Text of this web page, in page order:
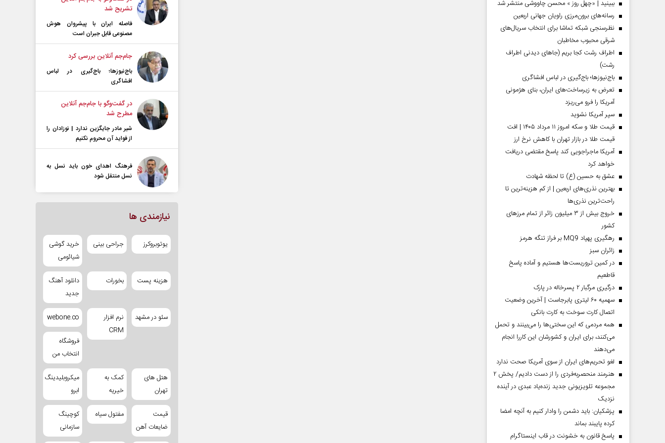
ببینید | «چهل روز » محسن چاووشی منتشر شد
رسانه‌های برون‌مرزی راویان جهانی اربعین
نظرسنجی شبکه تماشا برای انتخاب سریال‌های
شرقی محبوب مخاطبان
اطراف رشت کجا بریم (جاهای دیدنی اطراف
رشت)
باج‌نیوزها؛ باج‌گیری در لباس افشاگری
تعرض به زیرساخت‌های ایران، بنای هژمونی
آمریکا را فرو می‌ریزد
سپر آمریکا نشوید
قیمت طلا و سکه امروز ۱۱ مرداد ۱۴۰۵ | افت
قیمت طلا در بازار تهران با کاهش نرخ ارز
آمریکا ماجراجویی کند پاسخ مقتضی دریافت
خواهد کرد
عشق به حسین (ع) تا لحظه شهادت
بهترین نذری‌های اربعین | از کم هزینه‌ترین تا
راحت‌ترین نذری‌ها
خروج بیش از ۳ میلیون زائر از تمام مرز‌های
کشور
رهگیری پهپاد MQ9 بر فراز تنگه هرمز
‌زائران سبز
در کمین تروریست‌ها هستیم و آماده پاسخ
قاطعیم
درگیری مرگبار ۲ پسرخاله در پارک
سهمیه ۶۰ لیتری پابرجاست | آخرین وضعیت
اتصال کارت سوخت به کارت بانکی
همه مردمی که این سختی‌ها را می‌بینند و تحمل
می‌کنند، برای ایران و کشورشان این کاررا انجام
می‌دهند
لغو تحریم‌های ایران از سوی آمریکا صحت ندارد
هنرمند منحصر‌به‌فردی را از دست دادیم/ پخش ۲
مجموعه تلویزیونی جدید زنده‌یاد عبدی در آینده
نزدیک
پزشکیان: باید دشمن را وادار کنیم به آنچه امضا
کرده پایبند بماند
پاسخ قانون به خشونت در قاب اینستاگرام
تشریح شد
فاصله ایران با پیشرو‌ان هوش
مصنوعی قابل جبران است
جام‌جم آنلاین بررسی کرد
باج‌نیوزها؛ باج‌گیری در لباس
افشاگری
در گفت‌و‌گو با جام‌جم آنلاین
مطرح شد
شیر مادر جایگزین ندارد | نوزادان را
از فواید آن محروم نکنیم
فرهنگ اهدای خون باید نسل به
نسل منتقل شود
نیازمندی ها
یوتوبروکرز جراحی بینی
خرید گوشی
شیائومی
هزینه پست بخورات
دانلود آهنگ
جدید
سئو در مشهد
نرم افزار
CRM
webone.co
فروشگاه
انتخاب من
هتل های
تهران
کمک به
خیریه
میکروبلیدینگ
ابرو
قیمت
ضایعات آهن
مفتول سیاه
کوچینگ
سازمانی